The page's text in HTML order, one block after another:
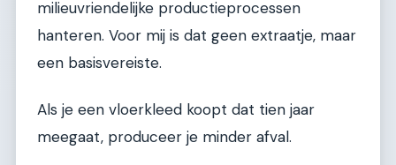
milieuvriendelijke productieprocessen
hanteren. Voor mij is dat geen extraatje, maar
een basisvereiste.
Als je een vloerkleed koopt dat tien jaar
meegaat, produceer je minder afval.